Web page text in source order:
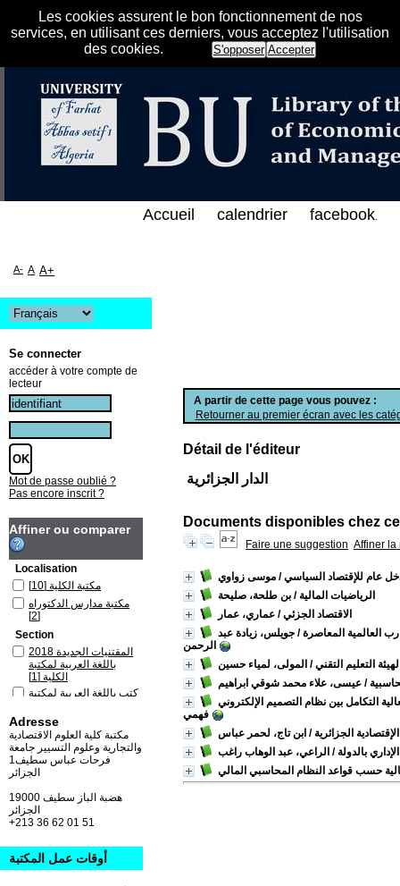
Les cookies assurent le bon fonctionnement de nos
services, en utilisant ces derniers, vous acceptez l'utilisation
des cookies.
S'opposer Accepter
الإلكتروني على الخط المباشر لمكتبة كلية
A partir de cette page vous pouvez :
Retourner au premier écran avec les
Détail de l'éditeur
الدار الجزائرية
Documents disponibles chez
Faire une suggestion Affiner la
عام للإقتصاد السياسي/ موسى زواوي
الرياضيات المالية / بن طلحة، صليحة
الاقتصاد الجزئي/ عماري، عمار
العالمية المعاصرة/ جويلس، زيادة عبد
الرحمن
التعليم التقني/ المولى، لمياء حسين
/ عيسى، علاء محمد شوقي ابراهيم
فهمي
الجزائرية / ابن تاج، لحمر عباس
بالدولة / الراعي، عبد الوهاب راغب
Accueil calendrier facebook.
A- A A+
Se connecter
accéder à votre compte de
lecteur
Mot de passe oublié ?
Pas encore inscrit ?
Affiner ou comparer
Localisation
مكتبة الكلية [10]
مكتبة مدارس الدكتوراه
[2]
Section
المقتنيات الجديدة 2018
باللغة العربية لمكتبة
الكلية [1]
كتب باللغة العربية لمكتبة
كتب باللغة العربية لمكتبة
مدارس الدكتوراه[2]
Adresse
مكتبة كلية العلوم الاقتصادية
والتجارية وعلوم التسيير جامعة
فرحات عباس سطيف1
الجزائر
19000 هضبة الباز سطيف
+213 36 62 01 51
أوقات عمل المكتبة